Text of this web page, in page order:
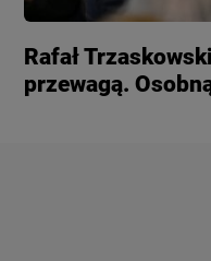
Rafał
przewagą.